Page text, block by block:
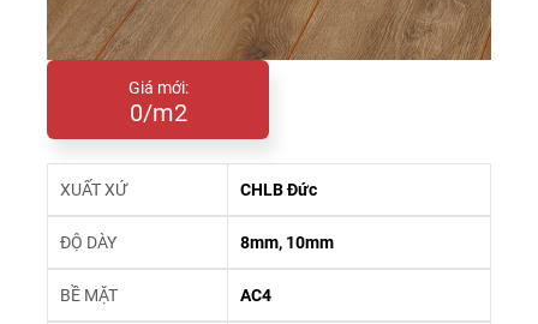
Giá mới:
0/m2
XUẤT XỨ CHLB Đức
ĐỘ DÀY 8mm, 10mm
BỀ MẶT AC4